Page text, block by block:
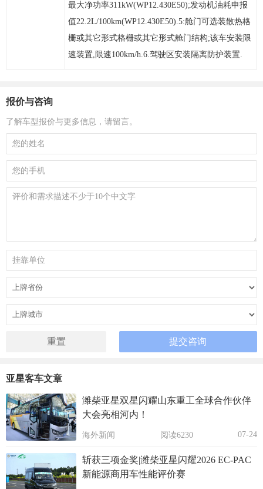
最大净功率311kW(WP12.430E50);发动机油耗申报
值22.2L/100km(WP12.430E50).5:舱门可选装散热格
栅或其它形式格栅或其它形式舱门结构;该车安装限
速装置,限速100km/h.6.驾驶区安装隔离防护装置.
报价与咨询
了解车型报价与更多信息，请留言。
亚星客车文章
潍柴亚星双星闪耀山东重工全球合作伙伴
大会亮相河内！
海外新闻 阅读6230 07-24
斩获三项金奖|潍柴亚星闪耀2026 EC-PAC
新能源商用车性能评价赛